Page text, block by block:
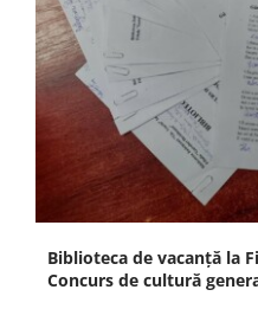
Biblioteca de vacanță la
Concurs de cultură